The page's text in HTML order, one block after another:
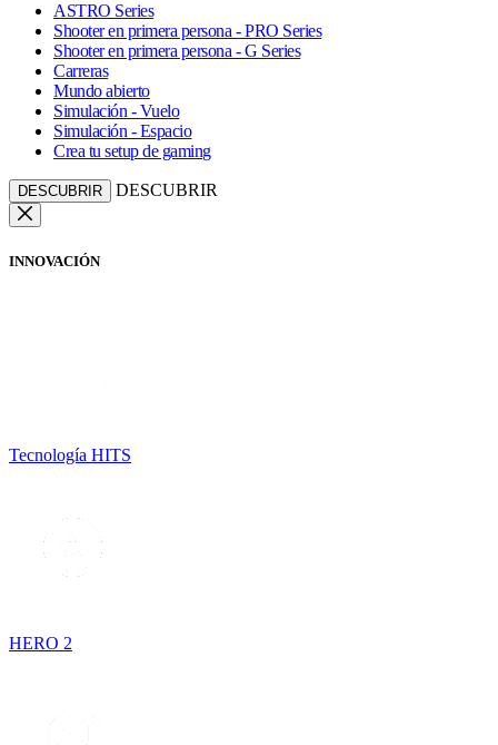
ASTRO Series
Shooter en primera persona - PRO Series
Shooter en primera persona - G Series
Carreras
Mundo abierto
Simulación - Vuelo
Simulación - Espacio
Crea tu setup de gaming
DESCUBRIR DESCUBRIR
INNOVACIÓN
Tecnología HITS
HERO 2